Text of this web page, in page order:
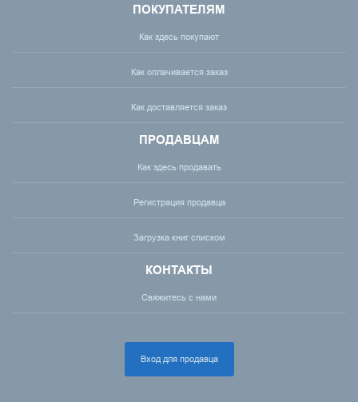
ПОКУПАТЕЛЯМ
Как здесь покупают
Как оплачивается заказ
Как доставляется заказ
ПРОДАВЦАМ
Как здесь продавать
Регистрация продавца
Загрузка книг списком
КОНТАКТЫ
Свяжитесь с нами
Вход для продавца